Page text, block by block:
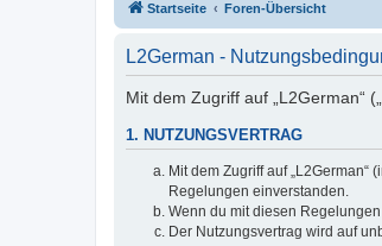
Startseite Foren-Übersicht
L2German -
Mit dem Zugriff auf „L2German“
1. NUTZUNGSVERTRAG
Mit dem Zugriff auf
Regelungen einverstanden.
Wenn du mit diesen
Der Nutzungsvertrag wird auf